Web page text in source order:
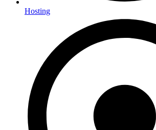
Hosting